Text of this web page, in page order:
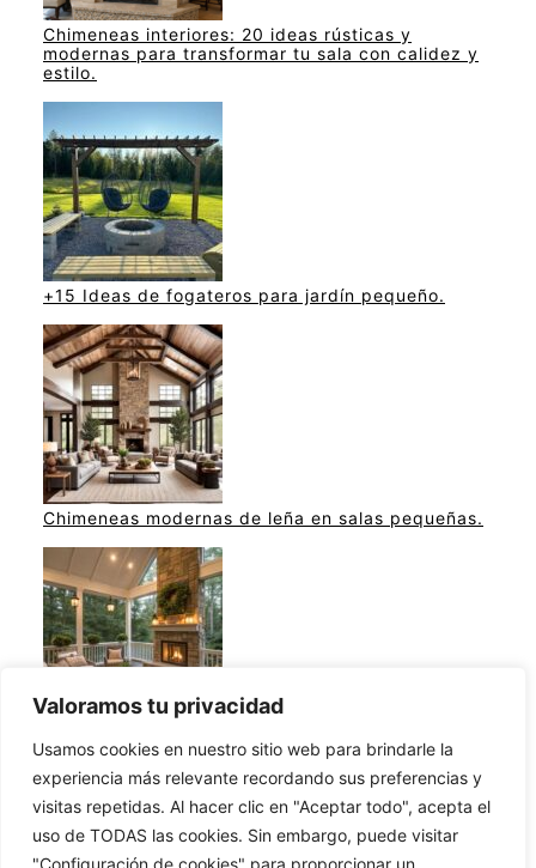
Valoramos tu privacidad
Usamos cookies en nuestro sitio web para brindarle la
experiencia más relevante recordando sus preferencias y
visitas repetidas. Al hacer clic en "Aceptar todo", acepta el
uso de TODAS las cookies. Sin embargo, puede visitar
"Configuración de cookies" para proporcionar un
Chimeneas interiores: 20 ideas rústicas y
modernas para transformar tu sala con calidez y
estilo.
+15 Ideas de fogateros para jardín pequeño.
Chimeneas modernas de leña en salas pequeñas.
Ideas de chimeneas en terrazas modernas.